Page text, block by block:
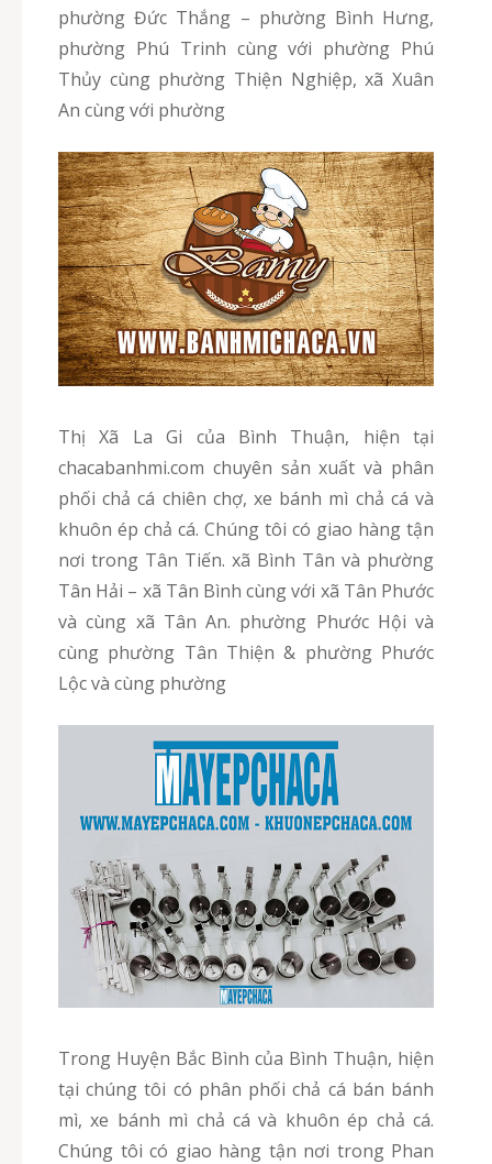
phường Đức Thắng – phường Bình Hưng,
phường Phú Trinh cùng với phường Phú
Thủy cùng phường Thiện Nghiệp, xã Xuân
An cùng với phường
Thị Xã La Gi của Bình Thuận, hiện tại
chacabanhmi.com chuyên sản xuất và phân
phối chả cá chiên chợ, xe bánh mì chả cá và
khuôn ép chả cá. Chúng tôi có giao hàng tận
nơi trong Tân Tiến. xã Bình Tân và phường
Tân Hải – xã Tân Bình cùng với xã Tân Phước
và cùng xã Tân An. phường Phước Hội và
cùng phường Tân Thiện & phường Phước
Lộc và cùng phường
Trong Huyện Bắc Bình của Bình Thuận, hiện
tại chúng tôi có phân phối chả cá bán bánh
mì, xe bánh mì chả cá và khuôn ép chả cá.
Chúng tôi có giao hàng tận nơi trong Phan